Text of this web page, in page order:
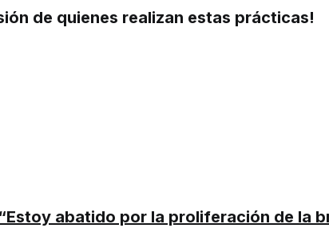
de quienes realizan estas prácticas!
abatido por la proliferación de la